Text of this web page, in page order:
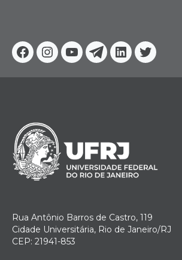
Facebook
Instagram
YoutubeTelegram
Linkedin
Twitter
Rua Antônio Barros de Castro, 119
Cidade Universitária, Rio de Janeiro/RJ
CEP: 21941-853